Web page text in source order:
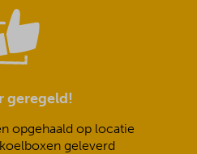
geregeld!
opgehaald op locatie
geleverd